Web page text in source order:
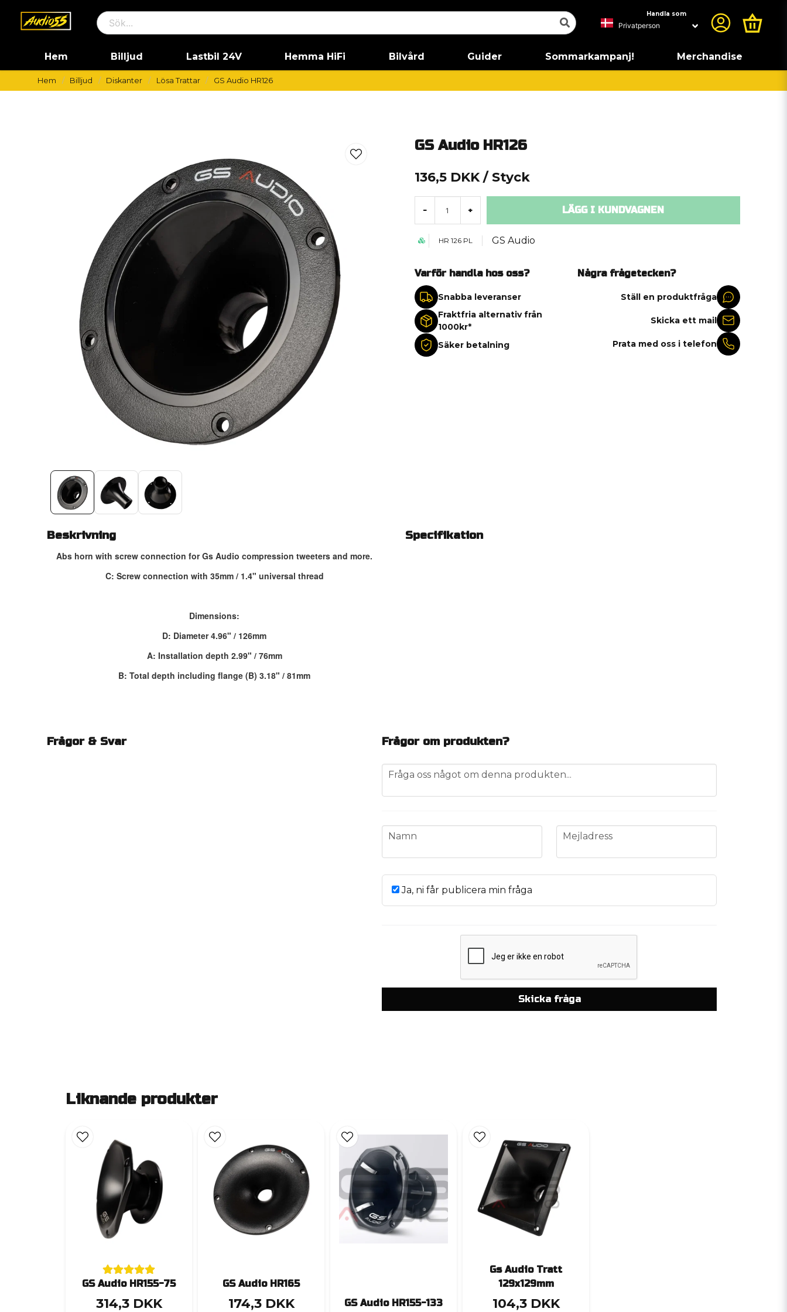
Handla som
Hem Billjud Lastbil 24V Hemma HiFi Bilvård Guider Sommarkampanj! Merchandise
Hem Billjud Diskanter Lösa Trattar GS Audio HR126
GS Audio HR126
136,5 DKK / Styck
- + LÄGG I KUNDVAGNEN
HR 126 PL GS Audio
Varför handla hos oss?
Snabba leveranser
Fraktfria alternativ från
1000kr*
Säker betalning
Några frågetecken?
Ställ en produktfråga
Skicka ett mail
Prata med oss i telefon
Beskrivning
Abs horn with screw connection for Gs Audio compression tweeters and more.
C: Screw connection with 35mm / 1.4" universal thread
Dimensions:
D: Diameter 4.96" / 126mm
A: Installation depth 2.99" / 76mm
B: Total depth including flange (B) 3.18" / 81mm
Specifikation
Frågor & Svar Frågor om produkten?
question
Fråga oss något om denna produkten...
name
Namn email
Mejladress
Ja, ni får publicera min fråga
Skicka fråga
Liknande produkter
GS Audio HR155-75
314,3 DKK
GS Audio HR165
174,3 DKK
GS Audio HR155-133
Gs Audio Tratt
129x129mm
104,3 DKK